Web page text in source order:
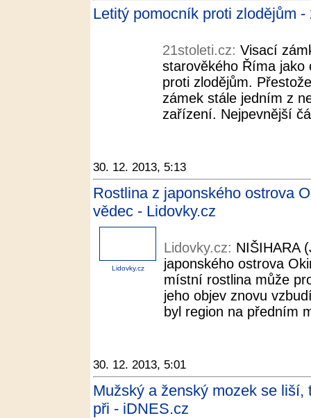
Letitý pomocník proti zlodějům -
21stoleti.cz: Visací
starověkého Říma jako
proti zlodějům.
zámek stále jedním z
zařízení. Nejpevnější
30. 12. 2013, 5:13
Rostlina z japonského ostrova
vědec - Lidovky.cz
Lidovky.cz
Lidovky.cz: NIŠIHARA
japonského ostrova
místní rostlina může
jeho objev znovu
byl region na předním
30. 12. 2013, 5:01
Mužský a ženský mozek se
při - iDNES.cz